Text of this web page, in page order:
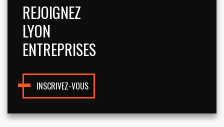
REJOIGNEZ
LYON
ENTREPRISES
INSCRIVEZ-VOUS